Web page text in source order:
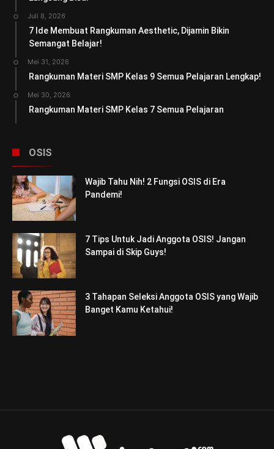
Juli 8, 2026
7 Ide Membuat Rangkuman Aesthetic, Dijamin Bikin
Semangat Belajar!
Mei 31, 2026
Rangkuman Materi SMP Kelas 9 Semua Pelajaran Lengkap!
Mei 30, 2026
Rangkuman Materi SMP Kelas 7 Semua Pelajaran
OSIS
Wajib Tahu Nih! 2 Fungsi OSIS di Era
Pandemi!
7 Tips Untuk Jadi Anggota OSIS! Jangan
Sampai di Skip Guys!
3 Tahapan Seleksi Anggota OSIS yang Wajib
Banget Kamu Ketahui!